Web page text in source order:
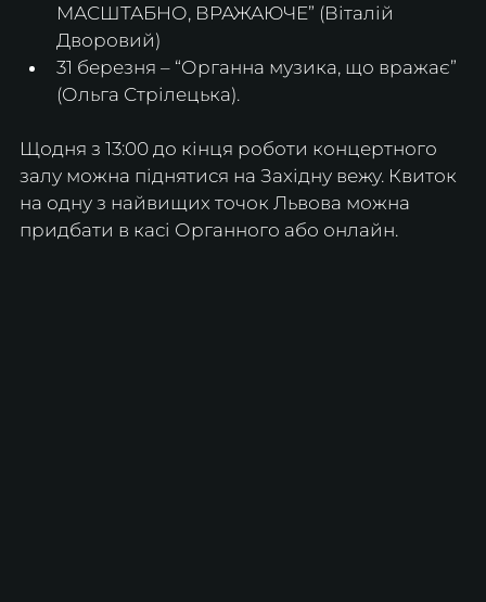
МАСШТАБНО, ВРАЖАЮЧЕ” (Віталій
Дворовий)
31 березня – “Органна музика, що вражає”
(Ольга Стрілецька).
Щодня з 13:00 до кінця роботи концертного
залу можна піднятися на Західну вежу. Квиток
на одну з найвищих точок Львова можна
придбати в касі Органного або онлайн.